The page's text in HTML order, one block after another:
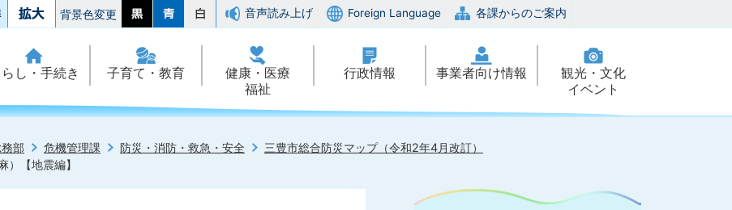
背景色変更 音声読み上げ Foreign Language 各課からのご案内
らし・手続き 子育て・教育
健康・医療
福祉
行政情報 事業者向け情報
観光・文化
イベント
部 危機管理課 防災・消防・救急・安全
三豊市総合防災マップ（令和2年4月改訂）
【地震編】